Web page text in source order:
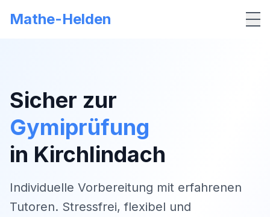
Mathe-Helden
Sicher zur
Gymiprüfung
in Kirchlindach
Individuelle Vorbereitung mit erfahrenen
Tutoren. Stressfrei, flexibel und